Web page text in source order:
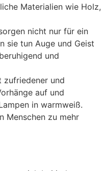
Materialien wie Holz,
nicht nur für ein
sie tun Auge und Geist
und
zufriedener und
auf und
in warmweiß.
Menschen zu mehr